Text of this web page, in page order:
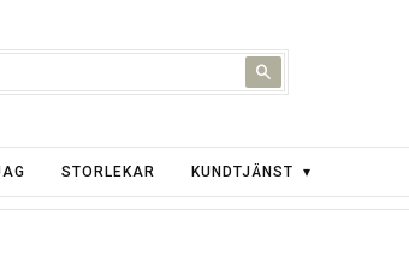
STORLEKAR KUNDTJÄNST